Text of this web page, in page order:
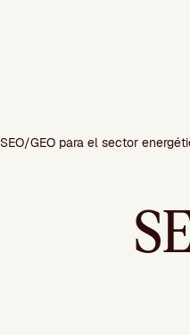
SEO/GEO para el sector